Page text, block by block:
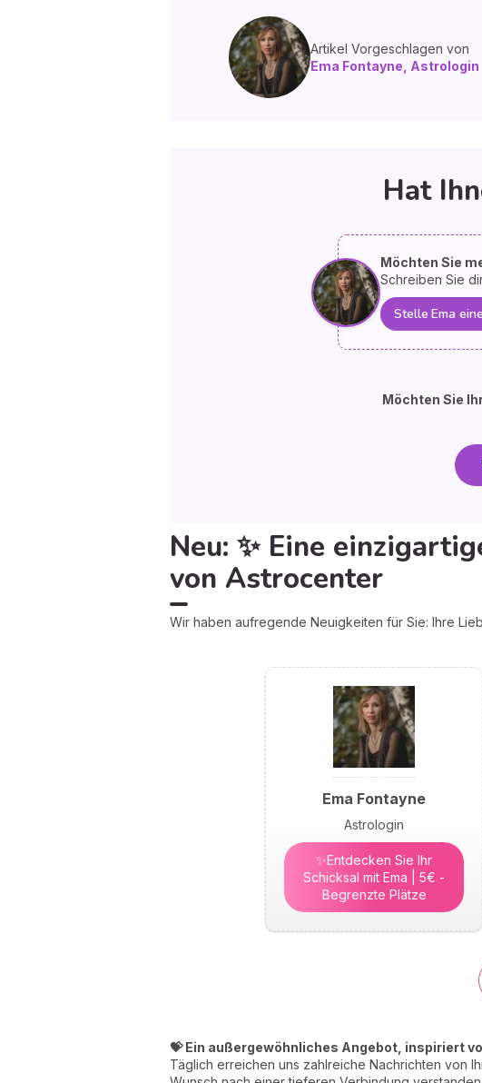
Artikel Vorgeschlagen von
Ema Fontayne, Astrologin
Hat
Möchten Sie
Schreiben Sie
Stelle Ema
Möchten Sie
Neu: ✨ Eine
von Astrocenter
Wir haben aufregende Neuigkeiten für Sie: Ihre
Ema Fontayne
Astrologin
✨Entdecken Sie Ihr
Schicksal mit Ema | 5€ -
Begrenzte Plätze
💝 Ein außergewöhnliches Angebot, inspiriert
Täglich erreichen uns zahlreiche Nachrichten von